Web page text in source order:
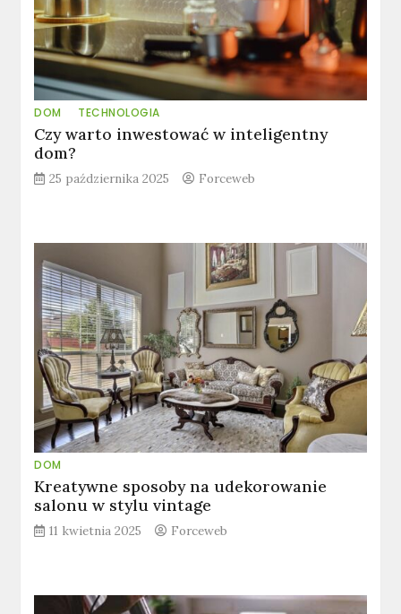
DOM TECHNOLOGIA
Czy warto inwestować w inteligentny
dom?
25 października 2025 Forceweb
DOM
Kreatywne sposoby na udekorowanie
salonu w stylu vintage
11 kwietnia 2025 Forceweb